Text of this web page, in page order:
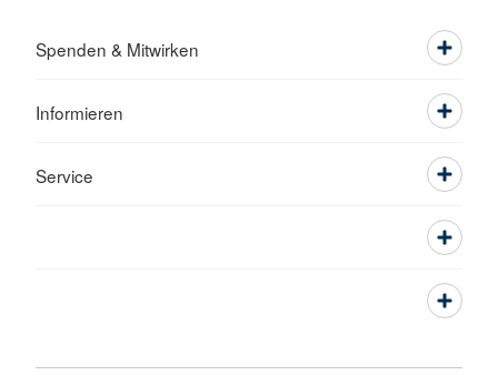
Spenden & Mitwirken
Informieren
Service